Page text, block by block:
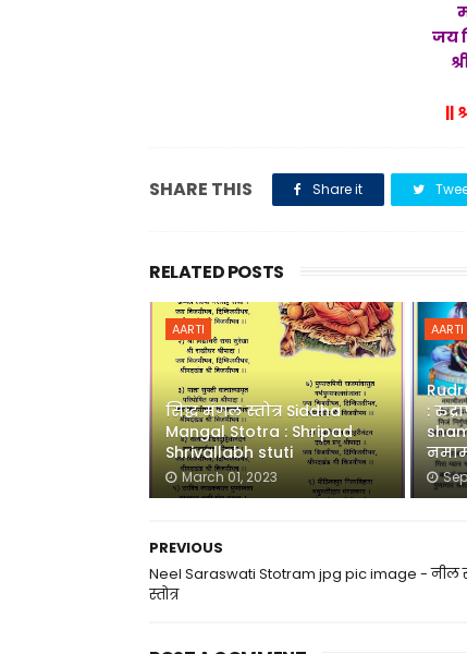
जय
||
SHARE THIS Share it
RELATED POSTS
AARTI
सिद्ध मंगल स्तोत्र Siddha
Mangal Stotra : Shripad
Shrivallabh stuti
March 01, 2023
AARTI
:
PREVIOUS
Neel Saraswati Stotram jpg pic image - नील
स्तोत्र